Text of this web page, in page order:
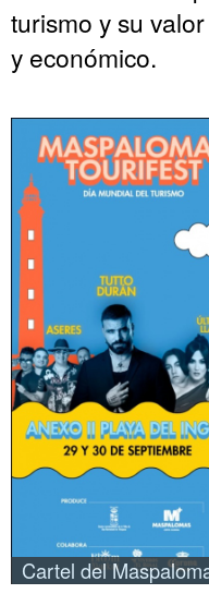
turismo y su
y económico.
Cartel del